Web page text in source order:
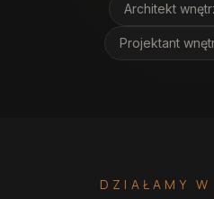
Architekt
Projektant
DZIAŁAMY